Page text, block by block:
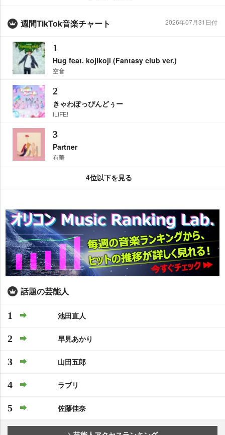
週間TikTok音楽チャート 2026年07月31日付
1
Hug feat. kojikoji (Fantasy club ver.)
空音
2
きゃわぽっぴんどぅー
iLiFE!
3
Partner
有華
4位以下を見る
話題の芸能人
1 池田直人
2 早見あかり
3 山田五郎
4 ラブリ
5 佐藤佳奈